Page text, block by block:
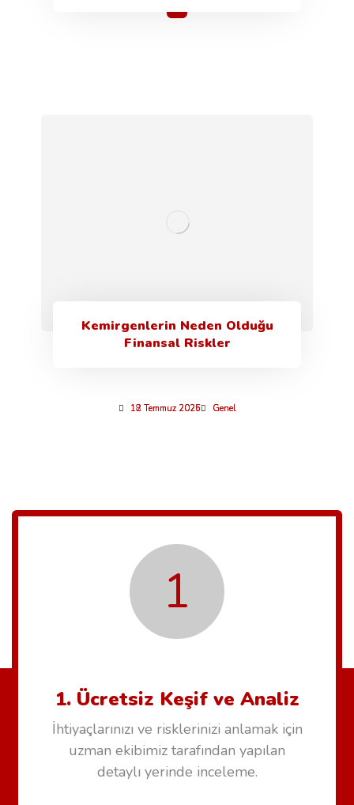
12 Temmuz 2026 Genel
12 Temmuz 2026 Genel
Kemirgenlerin Neden Olduğu
Finansal Riskler
18 Temmuz 2025 Genel
1
1. Ücretsiz Keşif ve Analiz
İhtiyaçlarınızı ve risklerinizi anlamak için
uzman ekibimiz tarafından yapılan
detaylı yerinde inceleme.